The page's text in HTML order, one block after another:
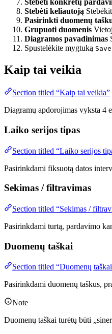
Stebėti konkretų
Stebėti keliautoją
Pasirinkti duomenų
Grupuoti duomenis
Diagramos pavadinimas
Spustelėkite mygtuką Save
Kaip tai veikia
Section titled “Kaip tai veikia”
Diagramų apdorojimas vyksta 4
Laiko serijos tipas
Section titled “Laiko serijos
Pasirinkdami fiksuotą datos
Sekimas / filtravimas
Section titled “Sekimas /
Pasirinkdami turtą, pardavimo
Duomenų taškai
Section titled “Duomenų
Pasirinkdami duomenų taškus,
Note
Duomenų taškai turėtų būti